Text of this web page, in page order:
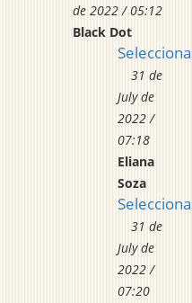
de 2022 / 05:12
Black Dot
31 de
July de
2022 /
07:18
Eliana
Soza
31 de
July de
2022 /
07:20